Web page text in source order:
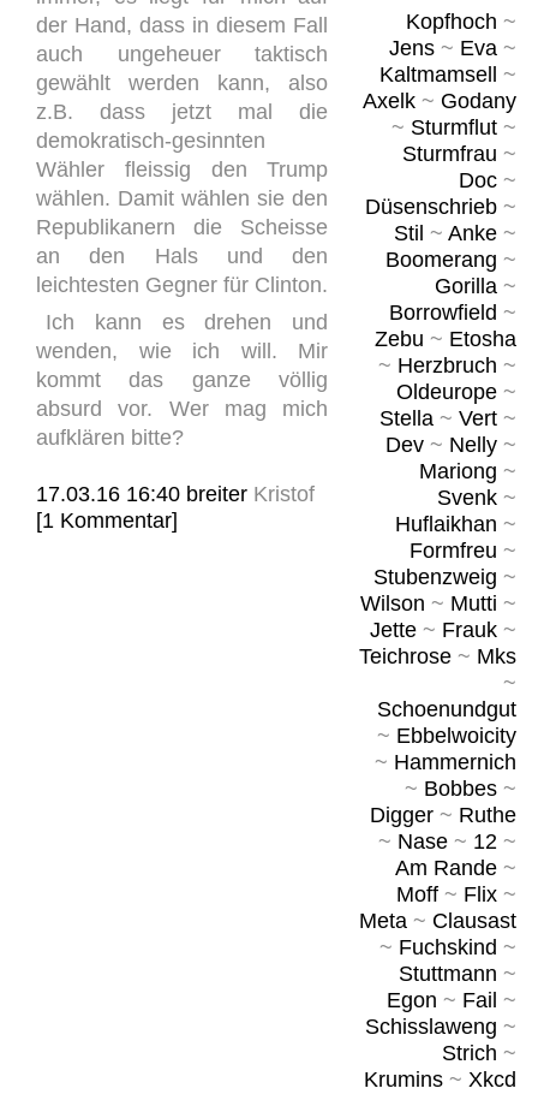
Kopfhoch ~
Jens~ Eva~
Kaltmamsell
~
Axelk~ Godany
~ Sturmflut~
Sturmfrau ~
Doc~
Düsenschrieb~
Stil ~ Anke~
Boomerang ~
Gorilla~
Borrowfield ~
Zebu ~ Etosha
~ Herzbruch ~
Oldeurope~
Stella~ Vert~
Dev~ Nelly~
Mariong ~
Svenk~
Huflaikhan ~
Formfreu ~
Stubenzweig ~
Wilson ~ Mutti ~
Jette~ Frauk~
Teichrose~ Mks
~
Schoenundgut
~ Ebbelwoicity
~ Hammernich
~ Bobbes~
Digger~ Ruthe
~ Nase~ 12~
Am Rande~
Moff~ Flix~
Meta~ Clausast
~ Fuchskind ~
Stuttmann ~
Egon ~ Fail ~
Schisslaweng ~
Strich ~
Krumins~ Xkcd
der Hand, dass in diesem Fall
auch ungeheuer taktisch
gewählt werden kann, also
z.B. dass jetzt mal die
demokratisch-gesinnten
Wähler fleissig den Trump
wählen. Damit wählen sie den
Republikanern die Scheisse
an den Hals und den
leichtesten Gegner für Clinton.
Ich kann es drehen und
wenden, wie ich will. Mir
kommt das ganze völlig
absurd vor. Wer mag mich
aufklären bitte?
17.03.16 16:40 breiter Kristof
[1 Kommentar]